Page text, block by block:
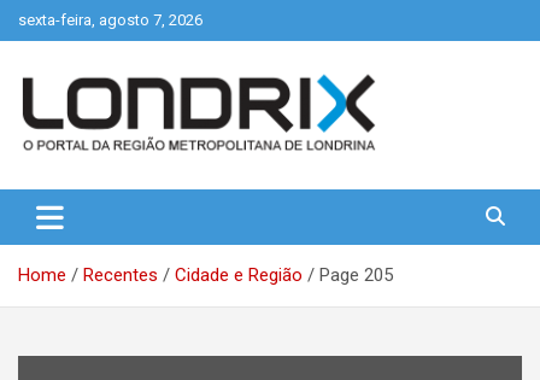
to
sexta-feira, agosto 7, 2026
Londrix
Home Recentes Cidade e Região Page 205